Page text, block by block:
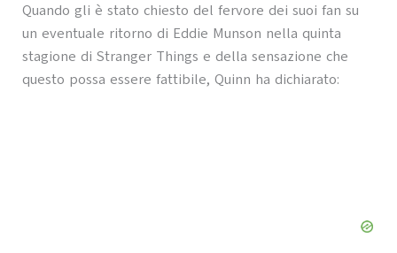
Quando gli è stato chiesto del fervore dei suoi fan su
un eventuale ritorno di Eddie Munson nella quinta
stagione di Stranger Things e della sensazione che
questo possa essere fattibile, Quinn ha dichiarato: